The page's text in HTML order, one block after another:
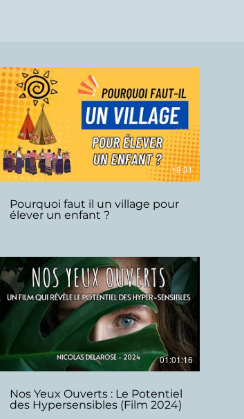
18:31
Pourquoi faut il un village pour
élever un enfant ?
01:01:16
Nos Yeux Ouverts : Le Potentiel
des Hypersensibles (Film 2024)